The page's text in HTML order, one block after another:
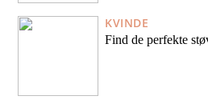
KVINDE
Find de perfekte